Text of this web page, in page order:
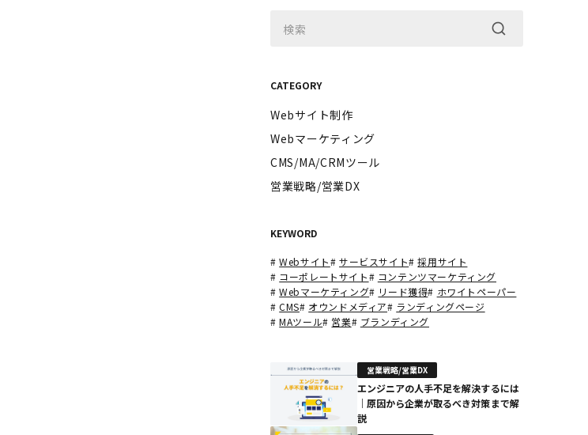
CATEGORY
Webサイト制作
Webマーケティング
CMS/MA/CRMツール
営業戦略/営業DX
KEYWORD
#Webサイト#サービスサイト#採用サイト
# コーポレートサイト# コンテンツマーケティング
#Webマーケティング# リード獲得# ホワイトペーパー
#CMS# オウンドメディア# ランディングページ
#MAツール# 営業# ブランディング
営業戦略/営業DX
エンジニアの人手不足を解決するには
｜原因から企業が取るべき対策まで解
説